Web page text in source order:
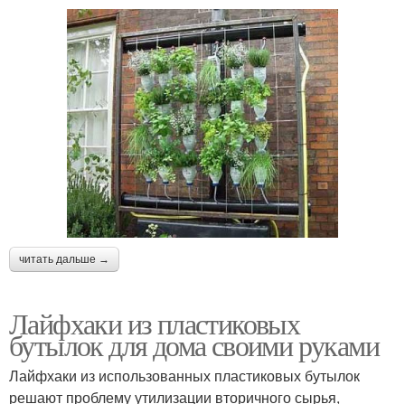
читать дальше →
Лайфхаки из пластиковых
бутылок для дома своими руками
Лайфхаки из использованных пластиковых бутылок
решают проблему утилизации вторичного сырья,